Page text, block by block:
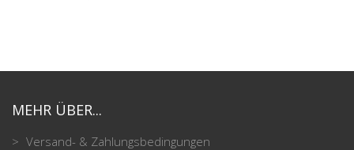
MEHR ÜBER...
Versand- & Zahlungsbedingungen